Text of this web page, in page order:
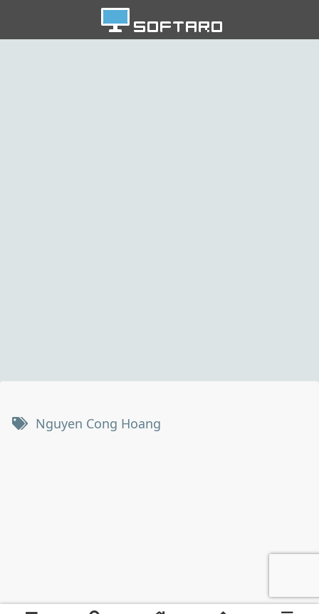
Nguyen Cong Hoang